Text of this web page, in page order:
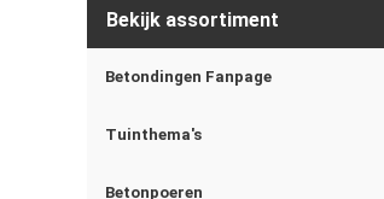
Bekijk assortiment
Betondingen Fanpage
Tuinthema's
Betonpoeren